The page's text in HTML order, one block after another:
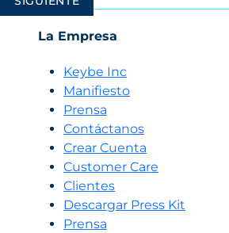
entradas
La Empresa
Keybe Inc
Manifiesto
Prensa
Contáctanos
Crear Cuenta
Customer Care
Clientes
Descargar Press Kit
Prensa